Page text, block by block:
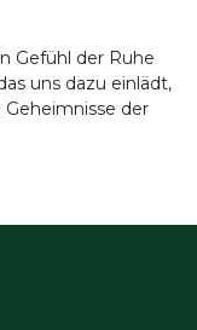
Gefühl der Ruhe
uns dazu einlädt,
der